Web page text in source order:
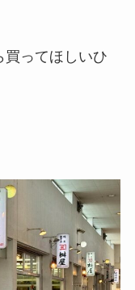
買ってほしいひ